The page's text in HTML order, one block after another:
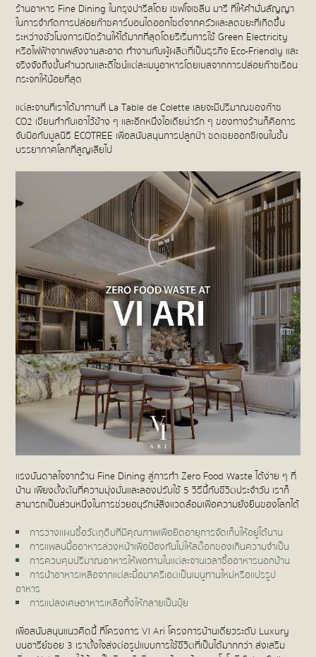
ร้านอาหาร Fine Dining ในกรุงปารีสโดย เชฟโจเซลีน มารี ที่ให้คำมั่นสัญญา
ในการจำกัดการปล่อยก๊าซคาร์บอนไดออกไซด์จากครัวและลดขยะที่เกิดขึ้น
ระหว่างชั่วโมงการเปิดร้านให้ได้มากที่สุดโดยริเริ่มการใช้ Green Electricity
หรือไฟฟ้าจากพลังงานสะอาด ทำงานกับผู้ผลิตที่เป็นธุรกิจ Eco-Friendly และ
จริงจังถึงขั้นคำนวณและดีไซน์แต่ละเมนูอาหารโดยเบสจากการปล่อยก๊าซเรือน
กระจกให้น้อยที่สุด
แต่ละจานที่เราได้มาทานที่ La Table de Colette เลยจะมีปริมาณของก๊าซ
CO2 เขียนกำกับเอาไว้ข้าง ๆ และอีกหนึ่งไอเดียน่ารัก ๆ ของทางร้านก็คือการ
จับมือกับมูลนิธิ ECOTREE เพื่อสนับสนุนการปลูกป่า ชดเชยออกซิเจนในชั้น
บรรยากาศโลกที่สูญเสียไป
แรงบันดาลใจจากร้าน Fine Dining สู่การทำ Zero Food Waste ได้ง่าย ๆ ที่
บ้าน เพียงตั้งต้นที่ความมุ่งมั่นและลองปรับใช้ 5 วิธีนี้กับชีวิตประจำวัน เราก็
สามารถเป็นส่วนหนึ่งในการช่วยอนุรักษ์สิ่งแวดล้อมเพื่อความยั่งยืนของโลกได้
การวางแผนซื้อวัตถุดิบที่มีคุณภาพเพื่อยืดอายุการจัดเก็บให้อยู่ได้นาน
การแพลนมื้ออาหารล่วงหน้าเพื่อป้องกันไม่ให้สต็อกของเกินความจำเป็น
การควบคุมปริมาณอาหารให้พอทานในแต่ละจานเวลาซื้ออาหารนอกบ้าน
การนำอาหารเหลือจากแต่ละมื้อมาครีเอตเป็นเมนูทานใหม่หรือแปรรูป
อาหาร
การแปลงเศษอาหารเหลือทิ้งให้กลายเป็นปุ๋ย
เพื่อสนับสนุนแนวคิดนี้ ที่โครงการ VI Ari โครงการบ้านเดี่ยวระดับ Luxury
บนอารีย์ซอย 3 เราตั้งใจส่งต่อรูปแบบการใช้ชีวิตที่เป็นได้มากกว่า ส่งเสริม